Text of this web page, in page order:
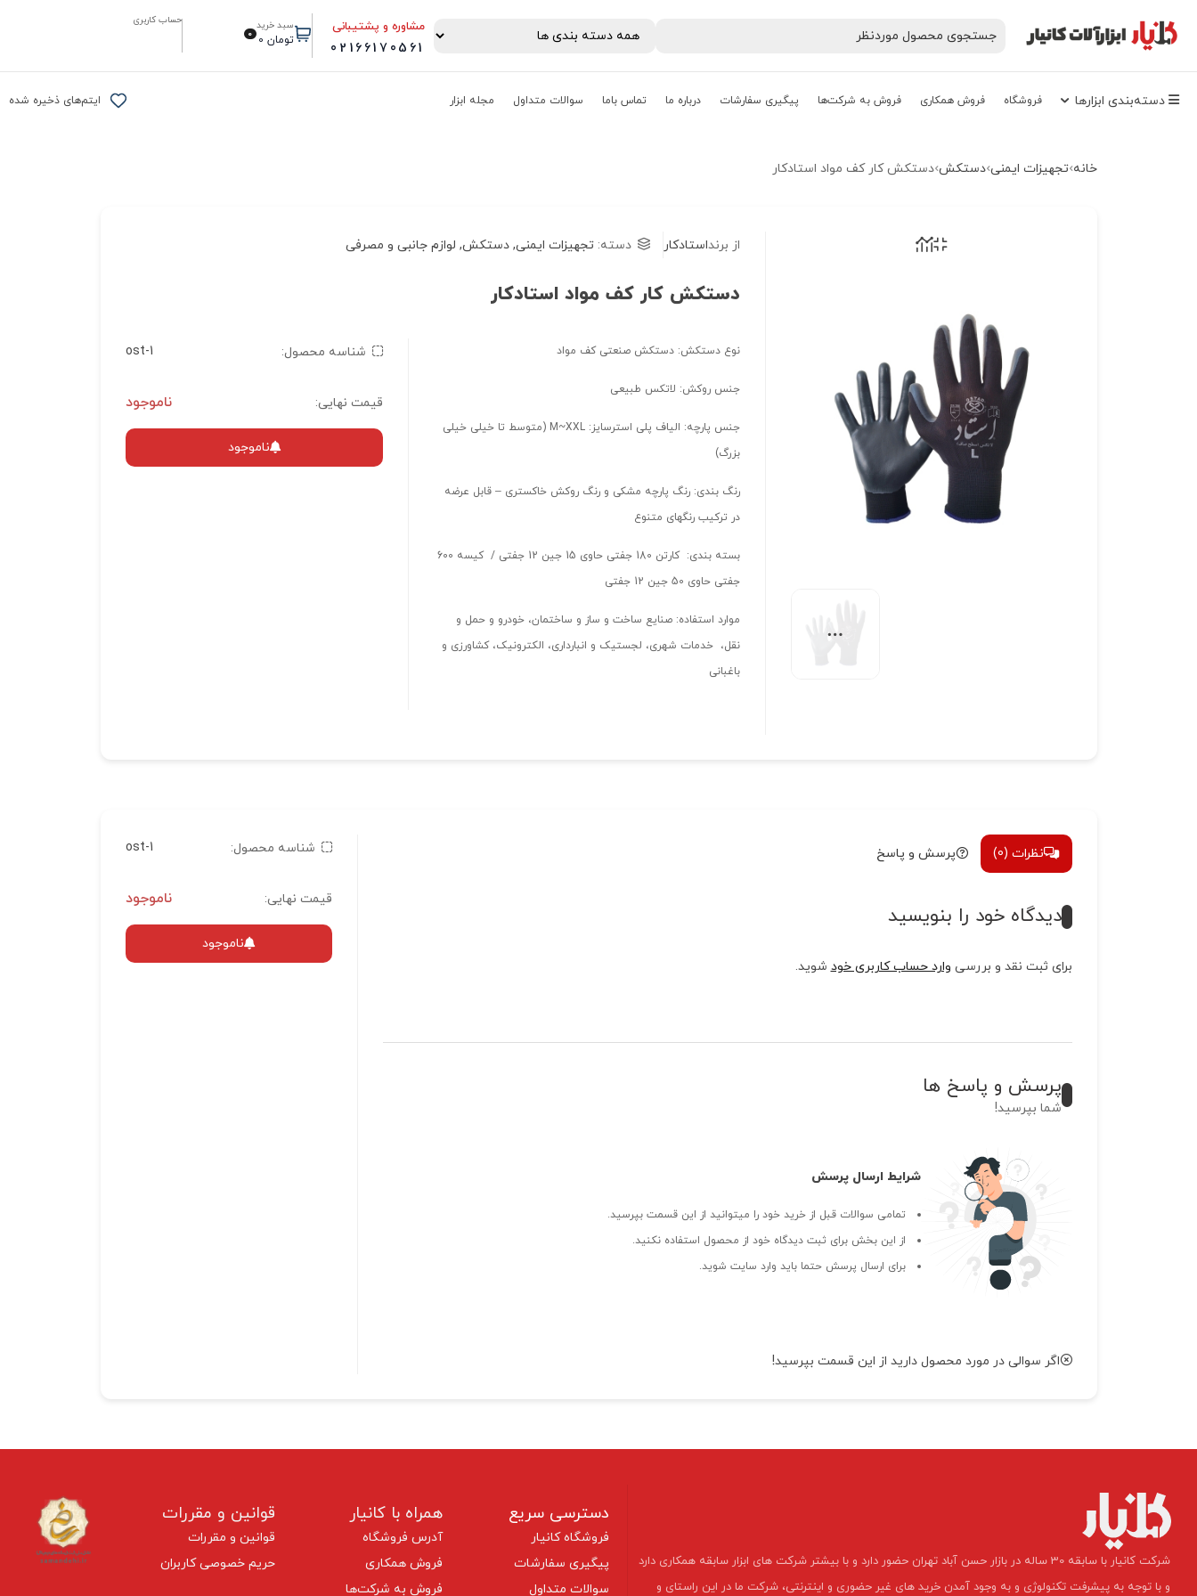
سبد خرید
0تومان 0 مشاوره و پشتیبانی
02166170561
حساب کاربری
دسته‌‌بندی‌ ابزارها فروشگاه فروش همکاری فروش به شرکت‌ها پیگیری سفارشات درباره ما تماس باما سوالات متداول مجله ابزار ایتم‌های ذخیره شده
خانه تجهیزات ایمنی دستکش دستکش کار کف مواد استادکار
از برنداستادکار دسته: تجهیزات ایمنی,دستکش, لوازم جانبی و مصرفی
دستکش کار کف مواد استادکار
نوع دستکش: دستکش صنعتی کف مواد
جنس روکش: لاتکس طبیعی
جنس پارچه: الیاف پلی استرسایز: M~XXL (متوسط تا خیلی خیلی
بزرگ)
رنگ بندی: رنگ پارچه مشکی و رنگ روکش خاکستری – قابل عرضه
در ترکیب رنگهای متنوع
بسته بندی: کارتن 180 جفتی حاوی 15 جین 12 جفتی / کیسه 600
جفتی حاوی 50 جین 12 جفتی
موارد استفاده: صنایع ساخت و ساز و ساختمان، خودرو و حمل و
نقل، خدمات شهری، لجستیک و انبارداری، الکترونیک، کشاورزی و
باغبانی
شناسه محصول: ost-1
قیمت نهایی: ناموجود
ناموجود
نظرات (0) پرسش و پاسخ
دیدگاه خود را بنویسید
برای ثبت نقد و بررسی وارد حساب کاربری خودشوید.
پرسش و پاسخ ها
شما بپرسید!
شرایط ارسال پرسش
تمامی سوالات قبل از خرید خود را میتوانید از این قسمت بپرسید.
از این بخش برای ثبت دیدگاه خود از محصول استفاده نکنید.
برای ارسال پرسش حتما باید وارد سایت شوید.
اگر سوالی در مورد محصول دارید از این قسمت بپرسید!
شناسه محصول: ost-1
قیمت نهایی: ناموجود
ناموجود
​شرکت کانیار با سابقه 30 ساله در بازار حسن آباد تهران حضور دارد و با بیشتر شرکت های ابزار سابقه همکاری دارد
و با توجه به پیشرفت تکنولوژی و به وجود آمدن خرید های غیر حضوری و اینترنتی، شرکت ما در این راستای و
دسترسی سریع
فروشگاه کانیار
پیگیری سفارشات
سوالات متداول
همراه با کانیار
آدرس فروشگاه
فروش همکاری
فروش به شرکت‌ها
قوانین و مقررات
قوانین و مقررات
حریم خصوصی کاربران